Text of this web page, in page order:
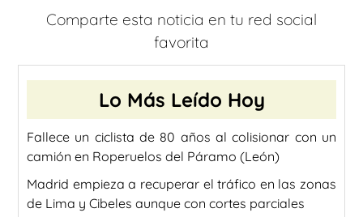
Comparte esta noticia en tu red social
favorita
Lo Más Leído Hoy
Fallece un ciclista de 80 años al colisionar con un
camión en Roperuelos del Páramo (León)
Madrid empieza a recuperar el tráfico en las zonas
de Lima y Cibeles aunque con cortes parciales